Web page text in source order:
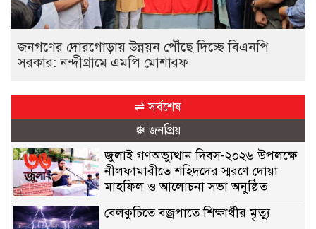
জনগণের দোরগোড়ায় উন্নয়ন পৌঁছে দিচ্ছে বিএনপি
সরকার: নন্দীগ্রামে এমপি মোশারফ
⇌ সর্বশেষ
❅ জনপ্রিয়
জুলাই গণঅভ্যুত্থান দিবস-২০২৬ উপলক্ষে
নীলফামারীতে শহিদদের স্মরণে দোয়া
মাহফিল ও আলোচনা সভা অনুষ্ঠিত
বেলকুচিতে বজ্রপাতে শিক্ষার্থীর মৃত্যু